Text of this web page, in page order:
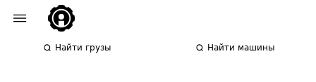
Найти грузы Найти машины